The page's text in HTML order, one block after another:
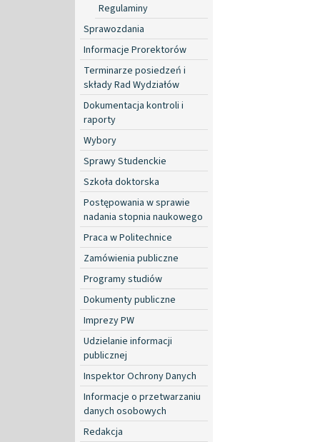
Regulaminy
Sprawozdania
Informacje Prorektorów
Terminarze posiedzeń i
składy Rad Wydziałów
Dokumentacja kontroli i
raporty
Wybory
Sprawy Studenckie
Szkoła doktorska
Postępowania w sprawie
nadania stopnia naukowego
Praca w Politechnice
Zamówienia publiczne
Programy studiów
Dokumenty publiczne
Imprezy PW
Udzielanie informacji
publicznej
Inspektor Ochrony Danych
Informacje o przetwarzaniu
danych osobowych
Redakcja